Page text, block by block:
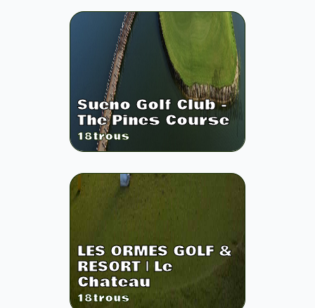
Sueno Golf Club -
The Pines Course
18trous
LES ORMES GOLF &
RESORT | Le
Chateau
18trous